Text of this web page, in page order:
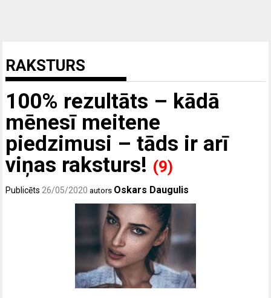
RAKSTURS
100% rezultāts – kādā
mēnesī meitene
piedzimusi – tāds ir arī
viņas raksturs! (9)
Publicēts 26/05/2020 autors Oskars Daugulis